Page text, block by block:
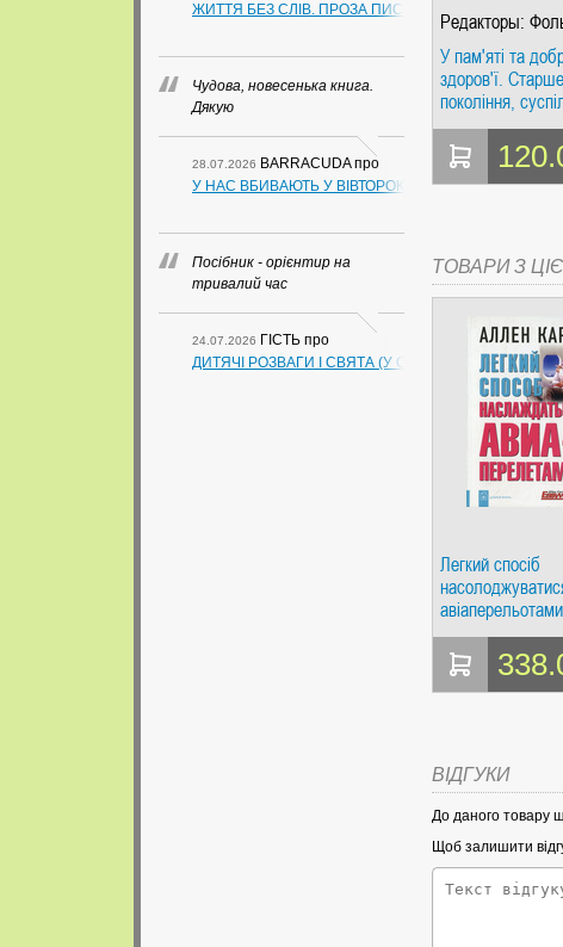
ЖИТТЯ БЕЗ СЛІВ. ПРОЗА ПИСЬМЕННИКІВ ІЗ ГУАНСІ.
Чудова, новесенька книга.
Дякую
28.07.2026 BARRACUDAпро
У НАС ВБИВАЮТЬ У ВІВТОРОК. СЛАПОВСЬКИЙ О.І.
Посібник - орієнтир на
тривалий час
24.07.2026 ГІСТЬ про
ДИТЯЧІ РОЗВАГИ І СВЯТА (У СХЕМАХ, ТАБЛИЦЯХ,
Редакторы:
Вайксель
У пам'яті та
здоров'ї. Старше
покоління,
та політика.
ТОВАРИ З
Легкий спосіб
Добра книга
ВІДГУКИ
До даного товару
Щоб залишити